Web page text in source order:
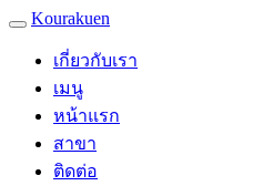
Kourakuen
เกี่ยวกับเรา
เมนู
หน้าแรก
สาขา
ติดต่อ